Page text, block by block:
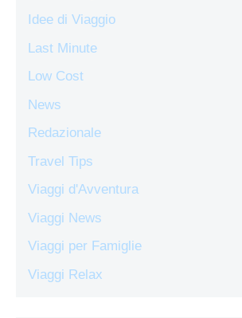
Idee di Viaggio
Last Minute
Low Cost
News
Redazionale
Travel Tips
Viaggi d'Avventura
Viaggi News
Viaggi per Famiglie
Viaggi Relax